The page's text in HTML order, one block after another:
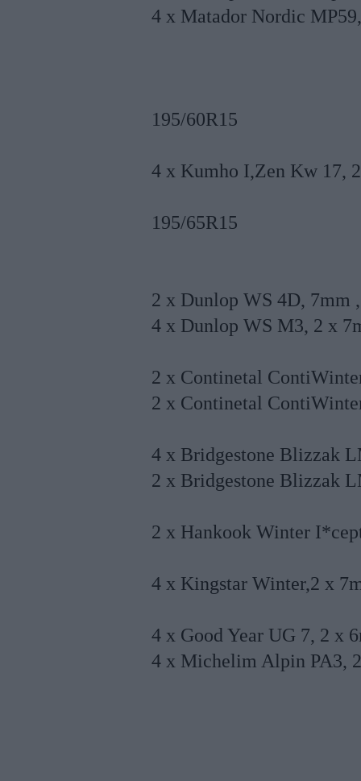
4 x Matador Nordic
195/60R15
4 x Kumho I,Zen Kw 17,
195/65R15
2 x Dunlop WS 4D, 7mm
4 x Dunlop WS M3, 2 x
2 x Continetal
2 x Continetal
4 x Bridgestone Blizzak
2 x Bridgestone Blizzak
2 x Hankook Winter
4 x Kingstar Winter,2 x
4 x Good Year UG 7, 2 x
4 x Michelim Alpin PA3,